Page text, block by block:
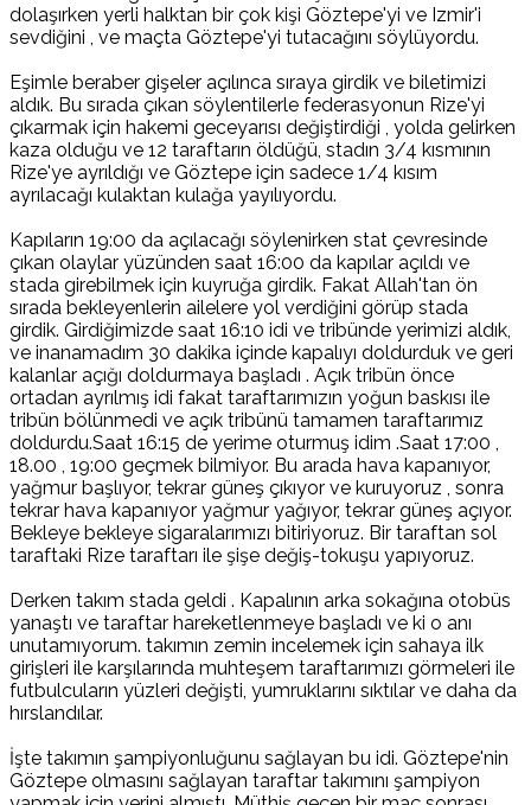
dolaşırken yerli halktan bir çok kişi Göztepe'yi ve Izmir'i
sevdiğini , ve maçta Göztepe'yi tutacağını söylüyordu.
Eşimle beraber gişeler açılınca sıraya girdik ve biletimizi
aldık. Bu sırada çıkan söylentilerle federasyonun Rize'yi
çıkarmak için hakemi geceyarısı değiştirdiği , yolda gelirken
kaza olduğu ve 12 taraftarın öldüğü, stadın 3/4 kısmının
Rize'ye ayrıldığı ve Göztepe için sadece 1/4 kısım
ayrılacağı kulaktan kulağa yayılıyordu.
Kapıların 19:00 da açılacağı söylenirken stat çevresinde
çıkan olaylar yüzünden saat 16:00 da kapılar açıldı ve
stada girebilmek için kuyruğa girdik. Fakat Allah'tan ön
sırada bekleyenlerin ailelere yol verdiğini görüp stada
girdik. Girdiğimizde saat 16:10 idi ve tribünde yerimizi aldık,
ve inanamadım 30 dakika içinde kapalıyı doldurduk ve geri
kalanlar açığı doldurmaya başladı . Açık tribün önce
ortadan ayrılmış idi fakat taraftarımızın yoğun baskısı ile
tribün bölünmedi ve açık tribünü tamamen taraftarımız
doldurdu.Saat 16:15 de yerime oturmuş idim .Saat 17:00 ,
18.00 , 19:00 geçmek bilmiyor. Bu arada hava kapanıyor,
yağmur başlıyor, tekrar güneş çıkıyor ve kuruyoruz , sonra
tekrar hava kapanıyor yağmur yağıyor, tekrar güneş açıyor.
Bekleye bekleye sigaralarımızı bitiriyoruz. Bir taraftan sol
taraftaki Rize taraftarı ile şişe değiş-tokuşu yapıyoruz.
Derken takım stada geldi . Kapalının arka sokağına otobüs
yanaştı ve taraftar hareketlenmeye başladı ve ki o anı
unutamıyorum. takımın zemin incelemek için sahaya ilk
girişleri ile karşılarında muhteşem taraftarımızı görmeleri ile
futbulcuların yüzleri değişti, yumruklarını sıktılar ve daha da
hırslandılar.
İşte takımın şampiyonluğunu sağlayan bu idi. Göztepe'nin
Göztepe olmasını sağlayan taraftar takımını şampiyon